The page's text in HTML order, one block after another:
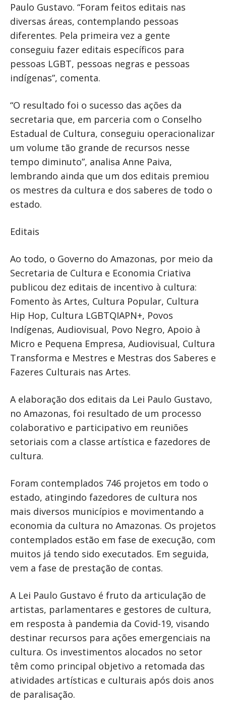
Paulo Gustavo. “Foram feitos editais nas
diversas áreas, contemplando pessoas
diferentes. Pela primeira vez a gente
conseguiu fazer editais específicos para
pessoas LGBT, pessoas negras e pessoas
indígenas”, comenta.
“O resultado foi o sucesso das ações da
secretaria que, em parceria com o Conselho
Estadual de Cultura, conseguiu operacionalizar
um volume tão grande de recursos nesse
tempo diminuto”, analisa Anne Paiva,
lembrando ainda que um dos editais premiou
os mestres da cultura e dos saberes de todo o
estado.
Editais
Ao todo, o Governo do Amazonas, por meio da
Secretaria de Cultura e Economia Criativa
publicou dez editais de incentivo à cultura:
Fomento às Artes, Cultura Popular, Cultura
Hip Hop, Cultura LGBTQIAPN+, Povos
Indígenas, Audiovisual, Povo Negro, Apoio à
Micro e Pequena Empresa, Audiovisual, Cultura
Transforma e Mestres e Mestras dos Saberes e
Fazeres Culturais nas Artes.
A elaboração dos editais da Lei Paulo Gustavo,
no Amazonas, foi resultado de um processo
colaborativo e participativo em reuniões
setoriais com a classe artística e fazedores de
cultura.
Foram contemplados 746 projetos em todo o
estado, atingindo fazedores de cultura nos
mais diversos municípios e movimentando a
economia da cultura no Amazonas. Os projetos
contemplados estão em fase de execução, com
muitos já tendo sido executados. Em seguida,
vem a fase de prestação de contas.
A Lei Paulo Gustavo é fruto da articulação de
artistas, parlamentares e gestores de cultura,
em resposta à pandemia da Covid-19, visando
destinar recursos para ações emergenciais na
cultura. Os investimentos alocados no setor
têm como principal objetivo a retomada das
atividades artísticas e culturais após dois anos
de paralisação.